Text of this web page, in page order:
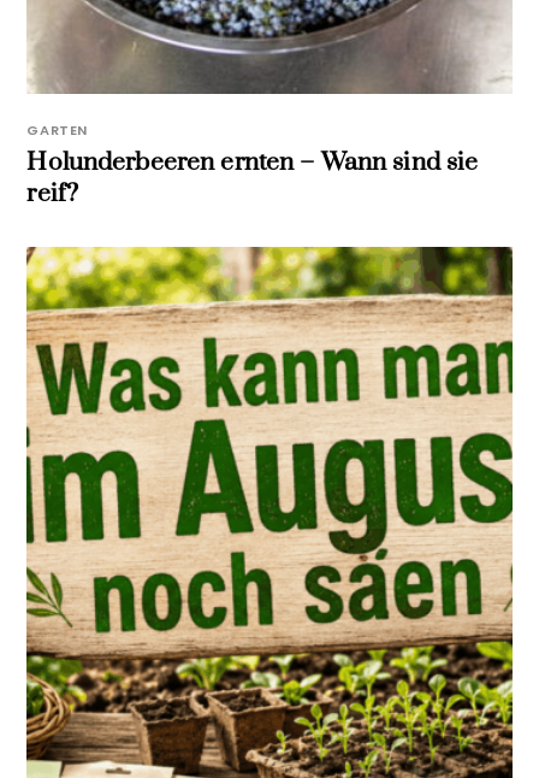
GARTEN
Holunderbeeren ernten – Wann sind sie
reif?